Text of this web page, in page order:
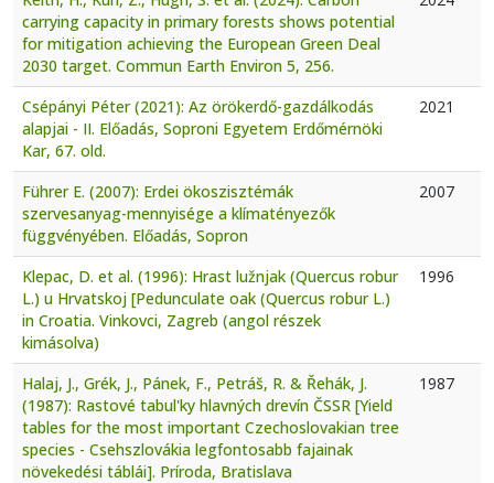
carrying capacity in primary forests shows potential
for mitigation achieving the European Green Deal
2030 target. Commun Earth Environ 5, 256.
Csépányi Péter (2021): Az örökerdő-gazdálkodás
alapjai - II. Előadás, Soproni Egyetem Erdőmérnöki
Kar, 67. old.
2021
Führer E. (2007): Erdei ökoszisztémák
szervesanyag-mennyisége a klímatényezők
függvényében. Előadás, Sopron
2007
Klepac, D. et al. (1996): Hrast lužnjak (Quercus robur
L.) u Hrvatskoj [Pedunculate oak (Quercus robur L.)
in Croatia. Vinkovci, Zagreb (angol részek
kimásolva)
1996
Halaj, J., Grék, J., Pánek, F., Petráš, R. & Řehák, J.
(1987): Rastové tabul'ky hlavných drevín ČSSR [Yield
tables for the most important Czechoslovakian tree
species - Csehszlovákia legfontosabb fajainak
növekedési táblái]. Príroda, Bratislava
1987